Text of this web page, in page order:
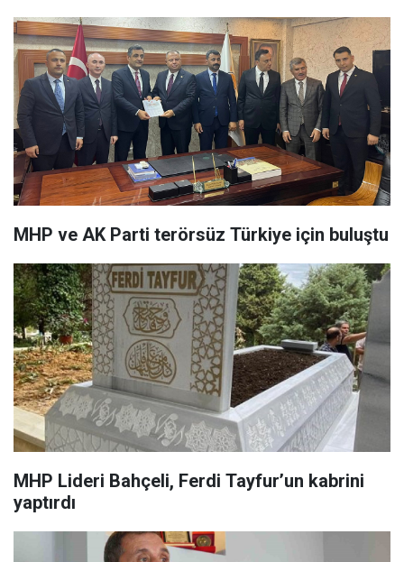
MHP ve AK Parti terörsüz Türkiye için buluştu
MHP Lideri Bahçeli, Ferdi Tayfur’un kabrini
yaptırdı